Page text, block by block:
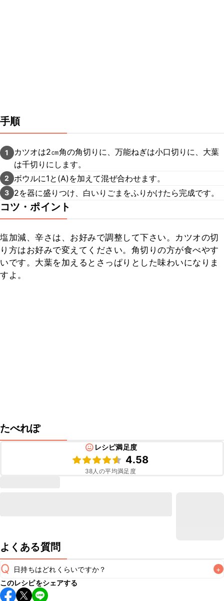
手順
1
カツオは2㎝角の角切りに、万能ねぎは小口切りに、大葉
は千切りにします。
2 ボウルに1と(A)を加えて混ぜ合わせます。
3 2を器に盛りつけ、白いりごまをふりかけたら完成です。
コツ・ポイント
塩加減、辛さは、お好みで調整して下さい。カツオの切
り方はお好みで変えてください。角切りの方が食べやす
いです。大葉を加えるとさっぱりとした味わいになりま
すよ。
たべれぽ
レシピ満足度
4.58
38人の平均満足度
よくある質問
Q 日持ちはどれくらいですか？ +
保存期間は冷蔵で当日中が目安です。なるべくお早めにお召
このレシピをシェアする